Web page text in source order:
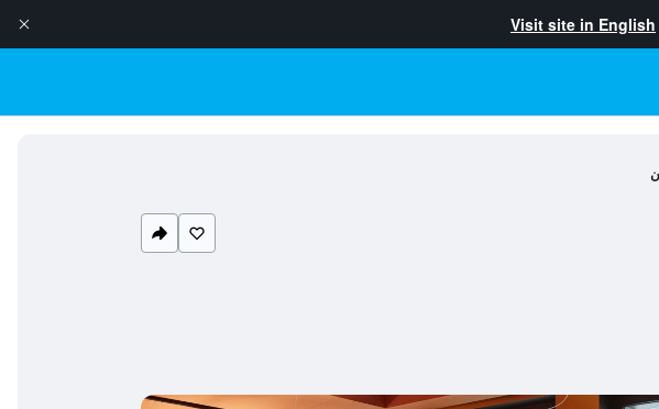
Visit site in English